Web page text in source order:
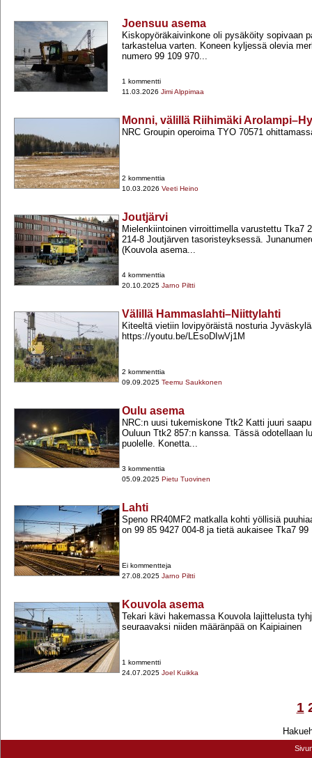
Joensuu asema
Kiskopyöräkaivinkone oli pysäköity sopivaan
tarkastelua varten. Koneen kyljessä olevia
numero 99 109 970...
1 kommentti
11.03.2026 Jimi Alppimaa
Monni, välillä Riihimäki
NRC Groupin operoima TYO 70571
2 kommenttia
10.03.2026 Veeti Heino
Joutjärvi
Mielenkiintoinen virroittimella varustettu Tka7
214-​8 Joutjärven tasoristeyksessä.
(Kouvola asema...
4 kommenttia
20.10.2025 Jarno Piltti
Välillä Hammaslahti–Niittylahti
Kiteeltä vietiin lovipyöräistä nosturia
https://youtu.be/LEsoDIwVj1M
2 kommenttia
09.09.2025 Teemu Saukkonen
Oulu asema
NRC:n uusi tukemiskone Ttk2 Katti juuri
Ouluun Ttk2 857:n kanssa. Tässä odotellaan
puolelle. Konetta...
3 kommenttia
05.09.2025 Pietu Tuovinen
Lahti
Speno RR40MF2 matkalla kohti yöllisiä
on 99 85 9427 004-​8 ja tietä aukaisee Tka7
Ei kommentteja
27.08.2025 Jarno Piltti
Kouvola asema
Tekari kävi hakemassa Kouvola lajittelusta
seuraavaksi niiden määränpää on Kaipiainen
1 kommentti
24.07.2025 Joel Kuikka
1